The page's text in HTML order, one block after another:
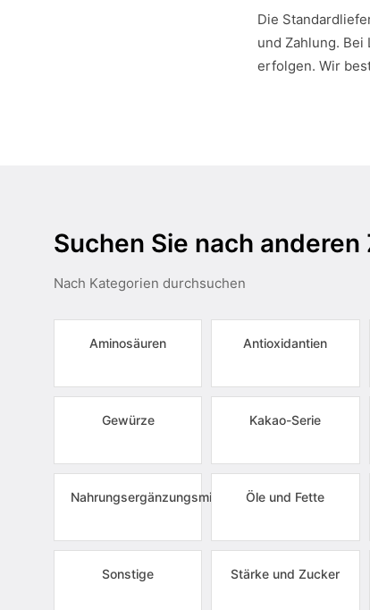
Die
und Zahlung.
erfolgen. Wir
Suchen Sie nach anderen
Nach Kategorien durchsuchen
Aminosäuren Antioxidantien
Gewürze Kakao-Serie
Nahrungsergänzungsmittel Öle und Fette
Sonstige Stärke und Zucker